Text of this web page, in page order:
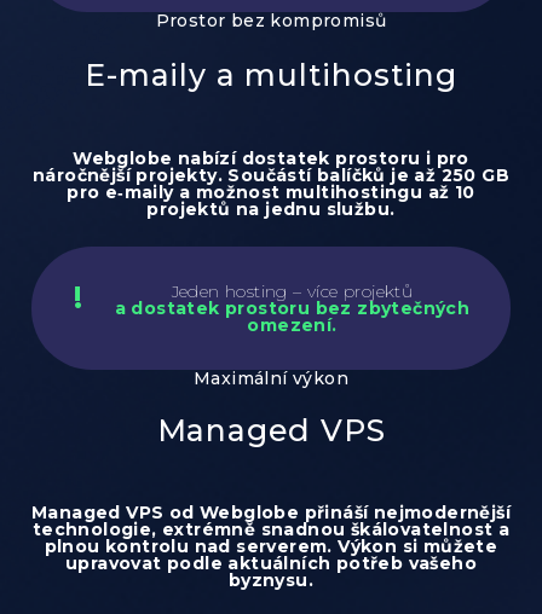
Prostor bez kompromisů
E-maily a multihosting
Webglobe nabízí dostatek prostoru i pro
náročnější projekty. Součástí balíčků je až250 GB
pro e‑mailya možnost multihostingu až 10
projektů na jednu službu.
Jeden hosting – více projektů
a dostatek prostoru bez zbytečných
omezení.
Maximální výkon
Managed VPS
Managed VPS od Webglobe přináší nejmodernější
technologie, extrémně snadnou škálovatelnost a
plnou kontrolu nad serverem. Výkon si můžete
upravovat podle aktuálních potřeb vašeho
byznysu.